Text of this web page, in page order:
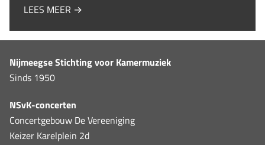
LEES MEER →
Nijmeegse Stichting voor Kamermuziek
Sinds 1950
NSvK-concerten
Concertgebouw De Vereeniging
Keizer Karelplein 2d